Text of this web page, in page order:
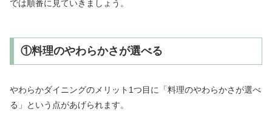
では順番に見ていきましょう。
①料理のやわらかさが選べる
やわらかダイニングのメリット1つ目に「料理のやわらかさが選べ
る」という点があげられます。